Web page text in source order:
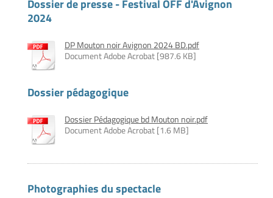
Dossier de presse - Festival OFF d'Avignon
2024
DP Mouton noir Avignon 2024 BD.pdf
Document Adobe Acrobat [987.6 KB]
Dossier pédagogique
Dossier Pédagogique bd Mouton noir.pdf
Document Adobe Acrobat [1.6 MB]
Photographies du spectacle